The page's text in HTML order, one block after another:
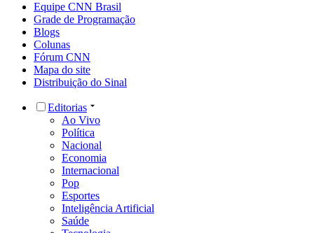
Equipe CNN Brasil
Grade de Programação
Blogs
Colunas
Fórum CNN
Mapa do site
Distribuição do Sinal
Editorias
Ao Vivo
Política
Nacional
Economia
Internacional
Pop
Esportes
Inteligência Artificial
Saúde